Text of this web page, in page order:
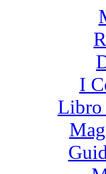
I
Libro